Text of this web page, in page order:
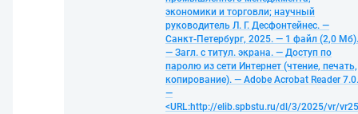
экономики и торговли; научный
руководитель Л. Г. Десфонтейнес. —
Санкт-Петербург, 2025. — 1 файл (2,0 Мб).
— Загл. с титул. экрана. — Доступ по
паролю из сети Интернет (чтение, печать,
копирование). — Adobe Acrobat Reader 7.0.
—
<URL:http://elib.spbstu.ru/dl/3/2025/vr/